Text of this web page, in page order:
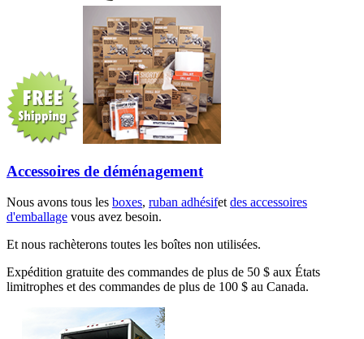
Accessoires de déménagement
Nous avons tous les boxes, ruban adhésifet des accessoires
d'emballage vous avez besoin.
Et nous rachèterons toutes les boîtes non utilisées.
Expédition gratuite des commandes de plus de 50 $ aux États
limitrophes et des commandes de plus de 100 $ au Canada.